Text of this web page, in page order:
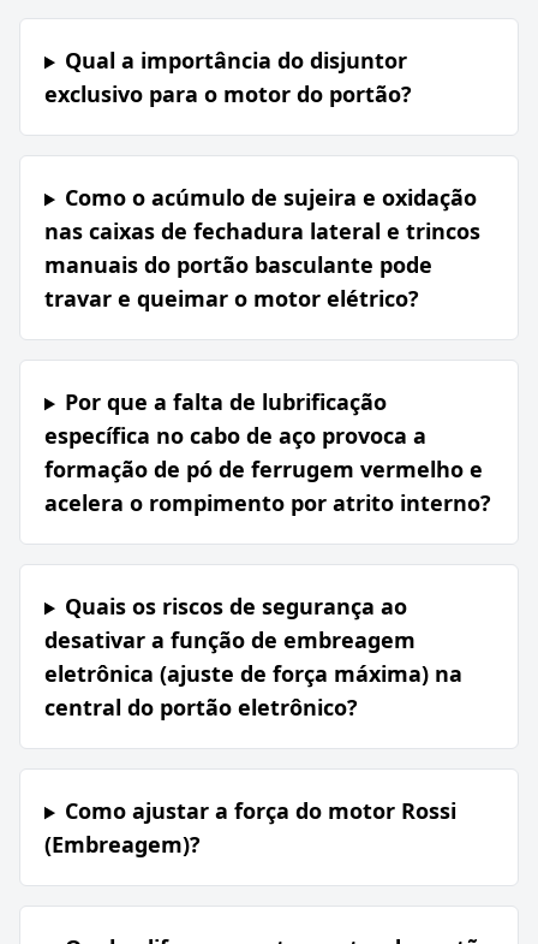
Qual a importância do disjuntor
exclusivo para o motor do portão?
Como o acúmulo de sujeira e oxidação
nas caixas de fechadura lateral e trincos
manuais do portão basculante pode
travar e queimar o motor elétrico?
Por que a falta de lubrificação
específica no cabo de aço provoca a
formação de pó de ferrugem vermelho e
acelera o rompimento por atrito interno?
Quais os riscos de segurança ao
desativar a função de embreagem
eletrônica (ajuste de força máxima) na
central do portão eletrônico?
Como ajustar a força do motor Rossi
(Embreagem)?